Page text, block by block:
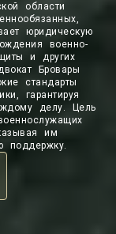
области
юридическую
военно-
и других
Бровары
стандарты
гарантируя
делу. Цель
им
поддержку.